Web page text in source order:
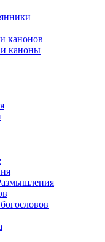
канонов
каноны